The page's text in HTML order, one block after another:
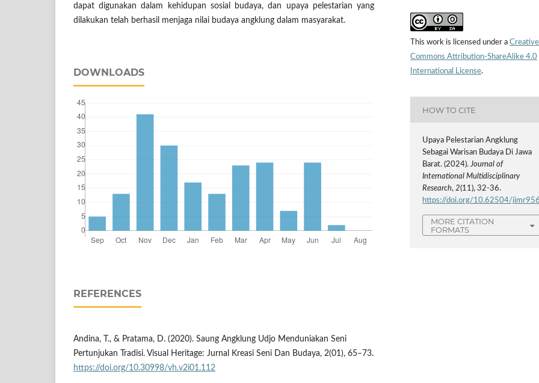
dapat digunakan dalam kehidupan sosial budaya, dan upaya pelestarian yang
dilakukan telah berhasil menjaga nilai budaya angklung dalam masyarakat.
DOWNLOADS
REFERENCES
Andina, T., & Pratama, D. (2020). Saung Angklung Udjo Menduniakan Seni
Pertunjukan Tradisi. Visual Heritage: Jurnal Kreasi Seni Dan Budaya, 2(01), 65–73.
https://doi.org/10.30998/vh.v2i01.112
This work is licensed under a Creative
Commons Attribution-ShareAlike 4.0
International License.
HOW TO CITE
Upaya Pelestarian Angklung
Sebagai Warisan Budaya Di Jawa
Barat. (2024).Journal of
International Multidisciplinary
Research,2(11), 32-36.
https://doi.org/10.62504/jimr956
MORE CITATION
FORMATS